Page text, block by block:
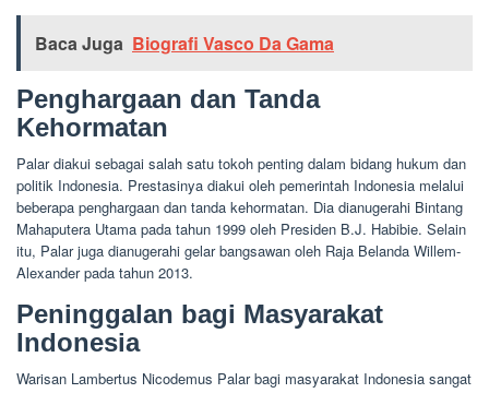
Baca Juga Biografi Vasco Da Gama
Penghargaan dan Tanda
Kehormatan
Palar diakui sebagai salah satu tokoh penting dalam bidang hukum dan
politik Indonesia. Prestasinya diakui oleh pemerintah Indonesia melalui
beberapa penghargaan dan tanda kehormatan. Dia dianugerahi Bintang
Mahaputera Utama pada tahun 1999 oleh Presiden B.J. Habibie. Selain
itu, Palar juga dianugerahi gelar bangsawan oleh Raja Belanda Willem-
Alexander pada tahun 2013.
Peninggalan bagi Masyarakat
Indonesia
Warisan Lambertus Nicodemus Palar bagi masyarakat Indonesia sangat